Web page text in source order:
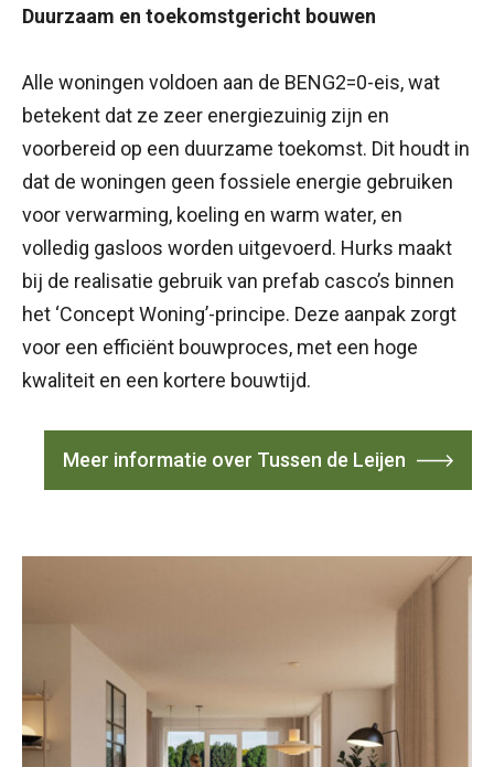
Duurzaam en toekomstgericht bouwen
Alle woningen voldoen aan de BENG2=0-eis, wat
betekent dat ze zeer energiezuinig zijn en
voorbereid op een duurzame toekomst. Dit houdt in
dat de woningen geen fossiele energie gebruiken
voor verwarming, koeling en warm water, en
volledig gasloos worden uitgevoerd. Hurks maakt
bij de realisatie gebruik van prefab casco’s binnen
het ‘Concept Woning’-principe. Deze aanpak zorgt
voor een efficiënt bouwproces, met een hoge
kwaliteit en een kortere bouwtijd.
Meer informatie over Tussen de Leijen